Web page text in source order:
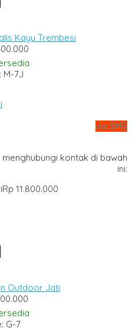
Kayu Trembesi
M-7J
via SMS
kontak di bawah
ini:
Rp 11.800.000
Outdoor Jati
G-7